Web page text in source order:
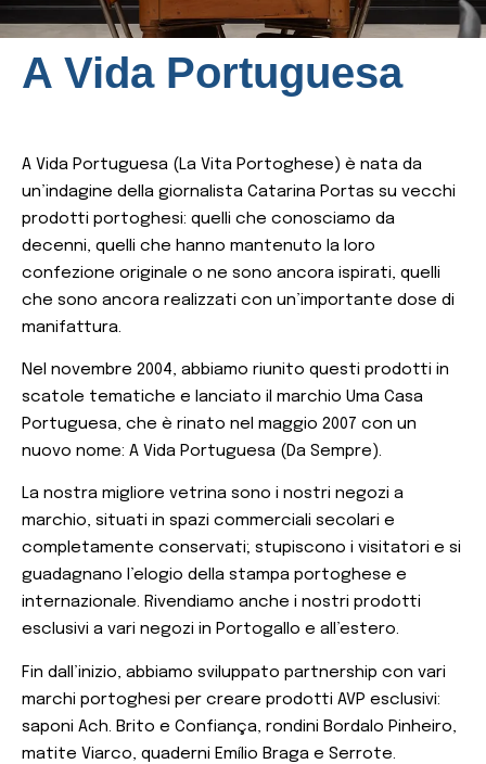
A Vida Portuguesa
A Vida Portuguesa (La Vita Portoghese) è nata da
un’indagine della giornalista Catarina Portas su vecchi
prodotti portoghesi: quelli che conosciamo da
decenni, quelli che hanno mantenuto la loro
confezione originale o ne sono ancora ispirati, quelli
che sono ancora realizzati con un’importante dose di
manifattura.
Nel novembre 2004, abbiamo riunito questi prodotti in
scatole tematiche e lanciato il marchio Uma Casa
Portuguesa, che è rinato nel maggio 2007 con un
nuovo nome: A Vida Portuguesa (Da Sempre).
La nostra migliore vetrina sono i nostri negozi a
marchio, situati in spazi commerciali secolari e
completamente conservati; stupiscono i visitatori e si
guadagnano l’elogio della stampa portoghese e
internazionale. Rivendiamo anche i nostri prodotti
esclusivi a vari negozi in Portogallo e all’estero.
Fin dall’inizio, abbiamo sviluppato partnership con vari
marchi portoghesi per creare prodotti AVP esclusivi:
saponi Ach. Brito e Confiança, rondini Bordalo Pinheiro,
matite Viarco, quaderni Emílio Braga e Serrote.